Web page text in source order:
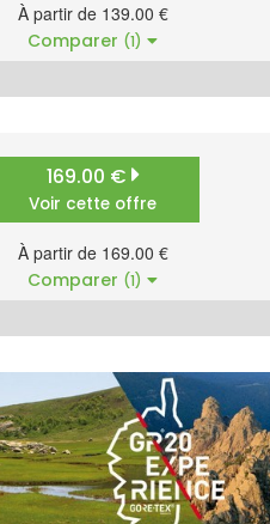
À partir de 139.00 €
Comparer (1)
169.00 €
Voir cette offre
À partir de 169.00 €
Comparer (1)